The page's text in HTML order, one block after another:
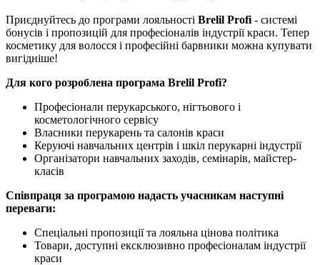
Приєднуйтесь до програми лояльності Brelil Profi- системі
бонусів і пропозицій для професіоналів індустрії краси. Тепер
косметику для волосся і професійні барвники можна купувати
вигідніше!
Для кого розроблена програма Brelil Profi?
Професіонали перукарського, нігтьового і
косметологічного сервісу
Власники перукарень та салонів краси
Керуючі навчальних центрів і шкіл перукарні індустрії
Організатори навчальних заходів, семінарів, майстер-
класів
Співпраця за програмою надасть учасникам наступні
переваги:
Спеціальні пропозиції та лояльна цінова політика
Товари, доступні ексклюзивно професіоналам індустрії
краси